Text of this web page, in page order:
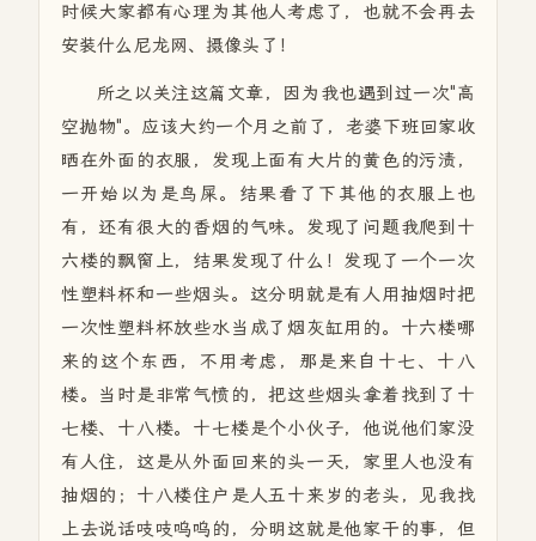
时候大家都有心理为其他人考虑了，也就不会再去
安装什么尼龙网、摄像头了！
所之以关注这篇文章，因为我也遇到过一次"高
空抛物"。应该大约一个月之前了，老婆下班回家收
晒在外面的衣服，发现上面有大片的黄色的污渍，
一开始以为是鸟屎。结果看了下其他的衣服上也
有，还有很大的香烟的气味。发现了问题我爬到十
六楼的飘窗上，结果发现了什么！发现了一个一次
性塑料杯和一些烟头。这分明就是有人用抽烟时把
一次性塑料杯放些水当成了烟灰缸用的。十六楼哪
来的这个东西，不用考虑，那是来自十七、十八
楼。当时是非常气愤的，把这些烟头拿着找到了十
七楼、十八楼。十七楼是个小伙子，他说他们家没
有人住，这是从外面回来的头一天，家里人也没有
抽烟的；十八楼住户是人五十来岁的老头，见我找
上去说话吱吱呜呜的，分明这就是他家干的事，但